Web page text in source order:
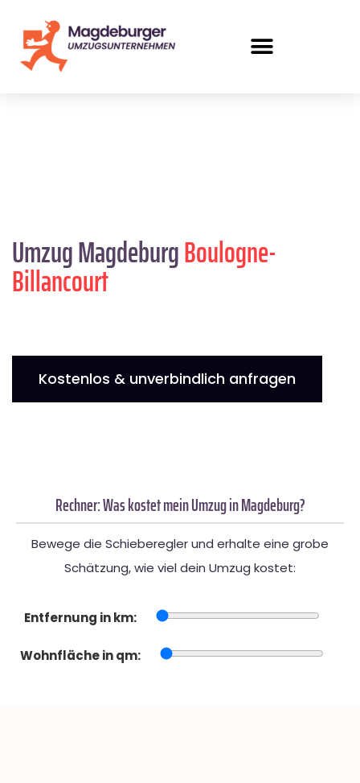
Umzug MagdeburgBoulogne-
Billancourt
Kostenlos & unverbindlich anfragen
Rechner: Was kostet mein Umzug in Magdeburg?
Bewege die Schieberegler und erhalte eine grobe
Schätzung, wie viel dein Umzug kostet:
Entfernung in km:
Wohnfläche in qm: